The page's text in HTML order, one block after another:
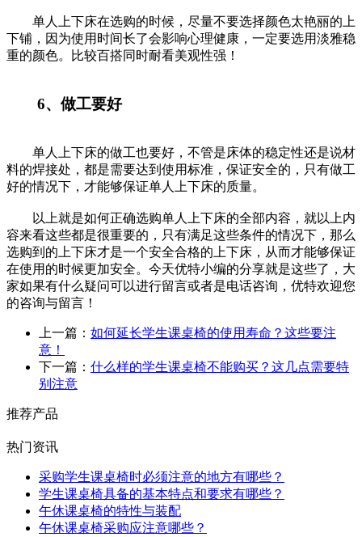
单人上下床在选购的时候，尽量不要选择颜色太艳丽的上
下铺，因为使用时间长了会影响心理健康，一定要选用淡雅稳
重的颜色。比较百搭同时耐看美观性强！
6、做工要好
单人上下床的做工也要好，不管是床体的稳定性还是说材
料的焊接处，都是需要达到使用标准，保证安全的，只有做工
好的情况下，才能够保证单人上下床的质量。
以上就是如何正确选购单人上下床的全部内容，就以上内
容来看这些都是很重要的，只有满足这些条件的情况下，那么
选购到的上下床才是一个安全合格的上下床，从而才能够保证
在使用的时候更加安全。今天优特小编的分享就是这些了，大
家如果有什么疑问可以进行留言或者是电话咨询，优特欢迎您
的咨询与留言！
上一篇： 如何延长学生课桌椅的使用寿命？这些要注
意！
下一篇： 什么样的学生课桌椅不能购买？这几点需要特
别注意
推荐产品
热门资讯
采购学生课桌椅时必须注意的地方有哪些？
学生课桌椅具备的基本特点和要求有哪些？
午休课桌椅的特性与装配
午休课桌椅采购应注意哪些？